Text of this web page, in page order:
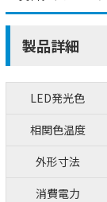
製品詳細
LED発光色
相関色温度
外形寸法
消費電力